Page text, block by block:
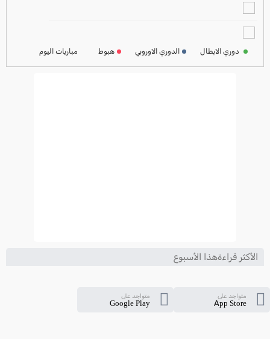
الأكثر قراءةهذا الأسبوع
متواجد على
App Store
متواجد على
Google Play
ترتيب الدوري الايطالي
دوري الابطال الدوري الاوروبي هبوط مباريات اليوم